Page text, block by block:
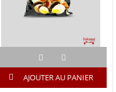
AJOUTER AU PANIER